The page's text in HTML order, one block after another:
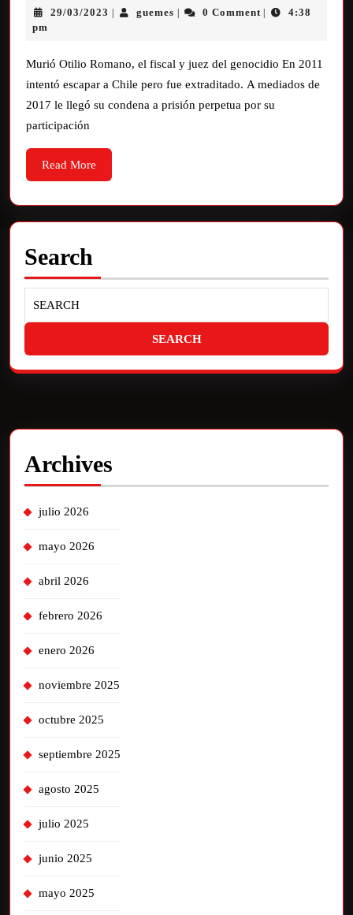
29/03/2023 | guemes | 0 Comment |
4:38
pm
Murió Otilio Romano, el fiscal y juez del genocidio En 2011
intentó escapar a Chile pero fue extraditado. A mediados de
2017 le llegó su condena a prisión perpetua por su
participación
Read More
Search
Archives
julio 2026
mayo 2026
abril 2026
febrero 2026
enero 2026
noviembre 2025
octubre 2025
septiembre 2025
agosto 2025
julio 2025
junio 2025
mayo 2025